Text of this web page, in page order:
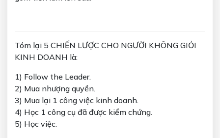
Tóm lại 5 CHIẾN LƯỢC CHO NGƯỜI KHÔNG GIỎI
KINH DOANH là:
1) Follow the Leader.
2) Mua nhượng quyền.
3) Mua lại 1 công việc kinh doanh.
4) Học 1 công cụ đã được kiểm chứng.
5) Học việc.